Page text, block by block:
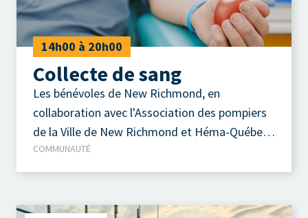
14h00 à 20h00
Collecte de sang
Les bénévoles de New Richmond, en
collaboration avec l'Association des pompiers
de la Ville de New Richmond et Héma-Québec,
vous invitent à participer à la prochaine
collecte de sang qui se tiendra le mercredi 12
communautaire Adrien-Gauvreau.
COMMUNAUTÉ